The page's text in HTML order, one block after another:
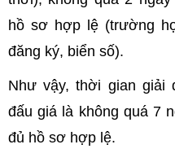
hồ sơ hợp lệ (trường
đăng ký, biển số).
Như vậy, thời gian giải
đấu giá là không quá 7
đủ hồ sơ hợp lệ.